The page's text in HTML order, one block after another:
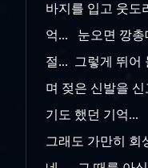
바지를 입고 웃도
억... 눈오면 깡총
절... 그렇게 뛰어
며 젖은 신발을
기도 했던 기억...
그래도 가만히 회